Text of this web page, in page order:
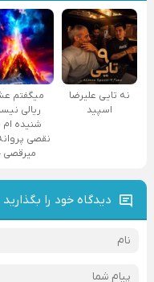
نه تایی علیرضا
اسپید
میگفتم
ریالی
شنیده ام
نقصی
میرقصی
دیدگاه خود را بگذارید